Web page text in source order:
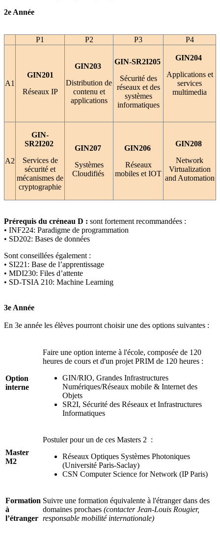
2e Année
P1 P2 P3 P4
A1
GIN201
Réseaux IP
GIN203
Distribution de
contenu et
applications
GIN-SR2I205
Sécurité des
réseaux et des
systèmes
informatiques
GIN204
Applications et
services
multimedia
A2
GIN-
SR2I202
Services de
sécurité et
mécanismes de
cryptographie
GIN207
Systèmes
Cloudifiés
GIN206
Réseaux
mobiles et IOT
GIN208
Network
Virtualization
and Automation
Prérequis du créneau D : sont fortement recommandées :
• INF224: Paradigme de programmation
• SD202: Bases de données
Sont conseillées également :
• SI221: Base de l’apprentissage
• MDI230: Files d’attente
• SD-TSIA 210: Machine Learning
3e Année
En 3e année les élèves pourront choisir une des options suivantes :
Option
interne
Faire une option interne à l'école, composée de 120
heures de cours et d'un projet PRIM de 120 heures :
GIN/RIO, Grandes Infrastructures
Numériques/Réseaux mobile & Internet des
Objets
SR2I, Sécurité des Réseaux et Infrastructures
Informatiques
Master
M2
Postuler pour un de ces Masters 2 :
Réseaux Optiques Systèmes Photoniques
(Université Paris-Saclay)
CSN Computer Science for Network (IP Paris)
Formation
à
l’étranger
Suivre une formation équivalente à l'étranger dans des
domaines prochaes (contacter Jean-Louis Rougier,
responsable mobilité internationale)